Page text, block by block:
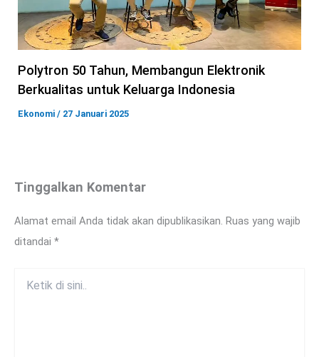
Polytron 50 Tahun, Membangun Elektronik
Berkualitas untuk Keluarga Indonesia
Ekonomi / 27 Januari 2025
Tinggalkan Komentar
Alamat email Anda tidak akan dipublikasikan. Ruas yang wajib
ditandai *